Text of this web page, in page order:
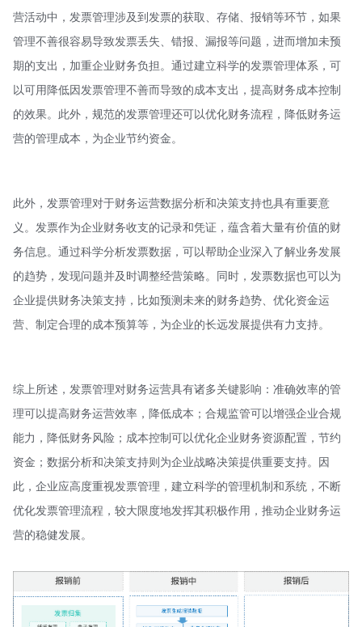
营活动中，发票管理涉及到发票的获取、存储、报销等环节，如果
管理不善很容易导致发票丢失、错报、漏报等问题，进而增加未预
期的支出，加重企业财务负担。通过建立科学的发票管理体系，可
以可用降低因发票管理不善而导致的成本支出，提高财务成本控制
的效果。此外，规范的发票管理还可以优化财务流程，降低财务运
营的管理成本，为企业节约资金。
此外，发票管理对于财务运营数据分析和决策支持也具有重要意
义。发票作为企业财务收支的记录和凭证，蕴含着大量有价值的财
务信息。通过科学分析发票数据，可以帮助企业深入了解业务发展
的趋势，发现问题并及时调整经营策略。同时，发票数据也可以为
企业提供财务决策支持，比如预测未来的财务趋势、优化资金运
营、制定合理的成本预算等，为企业的长远发展提供有力支持。
综上所述，发票管理对财务运营具有诸多关键影响：准确效率的管
理可以提高财务运营效率，降低成本；合规监管可以增强企业合规
能力，降低财务风险；成本控制可以优化企业财务资源配置，节约
资金；数据分析和决策支持则为企业战略决策提供重要支持。因
此，企业应高度重视发票管理，建立科学的管理机制和系统，不断
优化发票管理流程，较大限度地发挥其积极作用，推动企业财务运
营的稳健发展。